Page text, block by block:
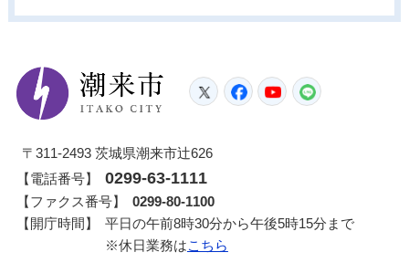
潮来市
TwitterFacebook
YouTube
〒311-2493 茨城県潮来市辻626
【電話番号】
0299-63-1111
【ファクス番号】
0299-80-1100
【開庁時間】
平日の午前8時30分から午後5時15分まで
※休日業務はこちら